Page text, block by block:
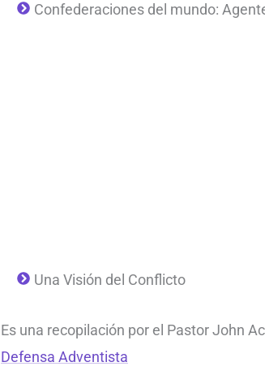
Confederaciones del mundo:
Una Visión del Conflicto
Es una recopilación por el Pastor John
Defensa Adventista